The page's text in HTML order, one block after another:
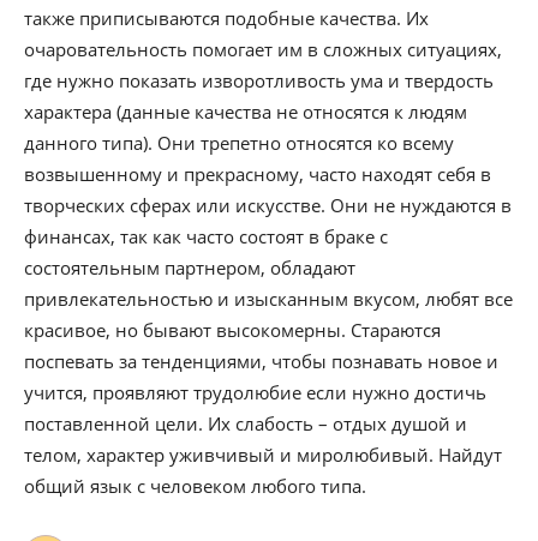
также приписываются подобные качества. Их
очаровательность помогает им в сложных ситуациях,
где нужно показать изворотливость ума и твердость
характера (данные качества не относятся к людям
данного типа). Они трепетно относятся ко всему
возвышенному и прекрасному, часто находят себя в
творческих сферах или искусстве. Они не нуждаются в
финансах, так как часто состоят в браке с
состоятельным партнером, обладают
привлекательностью и изысканным вкусом, любят все
красивое, но бывают высокомерны. Стараются
поспевать за тенденциями, чтобы познавать новое и
учится, проявляют трудолюбие если нужно достичь
поставленной цели. Их слабость – отдых душой и
телом, характер уживчивый и миролюбивый. Найдут
общий язык с человеком любого типа.